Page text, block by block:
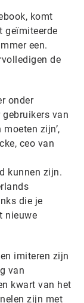
komt
geïmiteerde
een.
de
onder
van
zijn’,
ceo van
kunnen zijn.
die je
nieuwe
imiteren zijn
van
kwart van het
zijn met